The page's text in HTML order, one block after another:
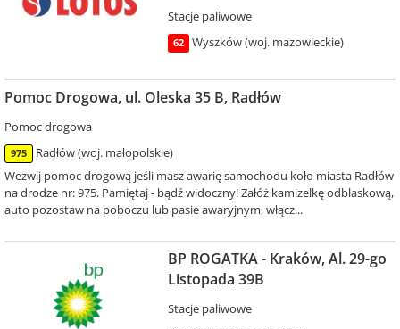
Stacje paliwowe
62 Wyszków (woj. mazowieckie)
Pomoc Drogowa, ul. Oleska 35 B, Radłów
Pomoc drogowa
975
Radłów (woj. małopolskie)
Wezwij pomoc drogową jeśli masz awarię samochodu koło miasta Radłów
na drodze nr: 975. Pamiętaj - bądź widoczny! Załóż kamizelkę odblaskową,
auto pozostaw na poboczu lub pasie awaryjnym, włącz...
BP ROGATKA - Kraków, Al. 29-go
Listopada 39B
Stacje paliwowe